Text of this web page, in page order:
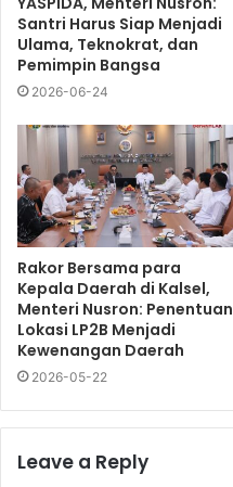
Santri Harus Siap Menjadi
Ulama, Teknokrat, dan
Pemimpin Bangsa
2026-06-24
Rakor Bersama para
Kepala Daerah di Kalsel,
Menteri Nusron: Penentuan
Lokasi LP2B Menjadi
Kewenangan Daerah
2026-05-22
Leave a Reply